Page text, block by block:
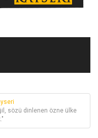
sözü dinlenen özne ülke